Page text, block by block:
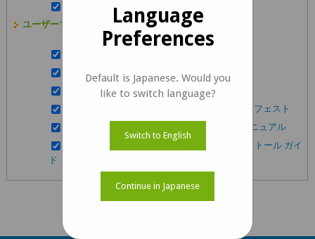
NileCAM81_CUNXレンズのデータ​​シート
ユーザーマニュアル :
NileCAM81_CUNX開発者ガイド
NileCAM81_CUNXGstreamer 使用ガイド
NileCAM81_CUNXリリース パッケージ マニフェスト
NileCAM81_CUNXLinux アプリ ユーザー マニュアル
e-CAM_TK1-GUVCView ビルドおよびインストール ガイ
ド
Language
Preferences
Default is Japanese. Would you
like to switch language?
Switch to English
Continue in Japanese